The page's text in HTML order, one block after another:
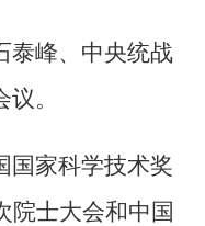
泰峰、中央统战
。
国家科学技术奖
院士大会和中国